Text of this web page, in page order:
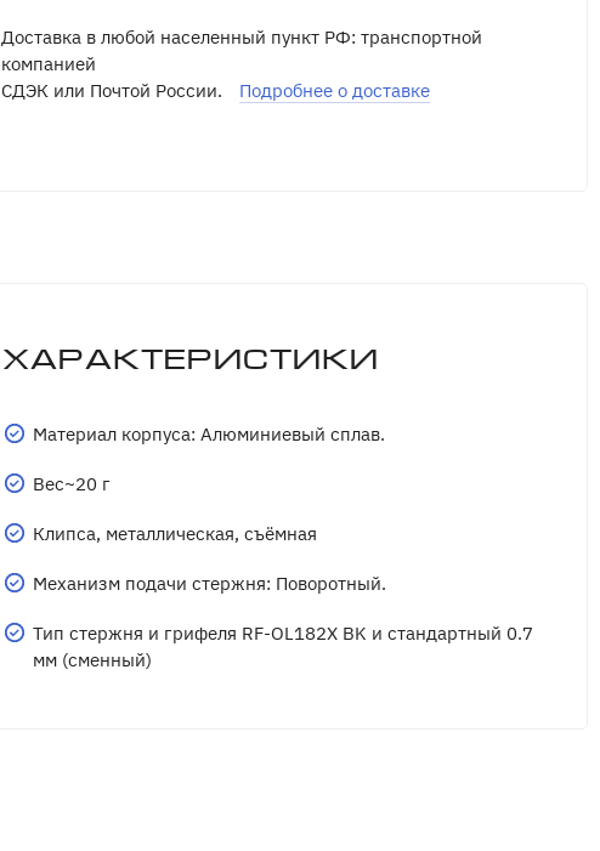
Доставка в любой населенный пункт РФ: транспортной
компанией
СДЭК или Почтой России.
Подробнее о доставке
Характеристики
Материал корпуса: Алюминиевый сплав.
Вес~20 г
Клипса, металлическая, съёмная
Механизм подачи стержня: Поворотный.
Тип стержня и грифеля RF-OL182X BK и стандартный 0.7
мм (сменный)